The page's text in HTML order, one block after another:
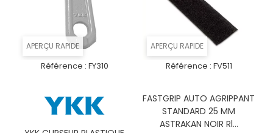
APERÇU RAPIDE
Référence : FY310
APERÇU RAPIDE
Référence : FV511
FASTGRIP AUTO AGRIPPANT
STANDARD 25 MM
ASTRAKAN NOIR Rl...